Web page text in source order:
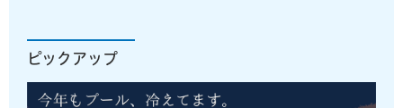
ピックアップ